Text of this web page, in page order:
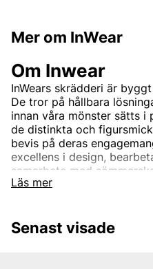
Mer om InWear
Läs mer
Om Inwear
InWears skrädderi är
De tror på hållbara
innan våra mönster sätts i
de distinkta och
bevis på deras
excellens i design,
samarbete med
alla tillför samma nivå av
Sedan 1969 har InWear
Senast visade